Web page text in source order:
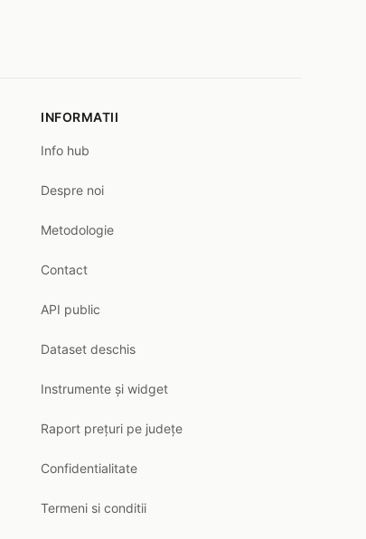
INFORMATII
Info hub
Despre noi
Metodologie
Contact
API public
Dataset deschis
Instrumente și widget
Raport prețuri pe județe
Confidentialitate
Termeni si conditii